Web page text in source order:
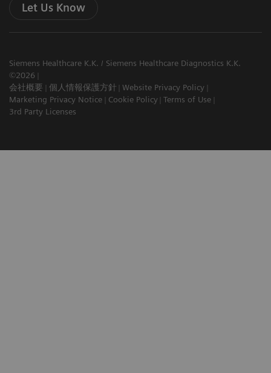
Let Us Know
Siemens Healthcare K.K. / Siemens Healthcare Diagnostics K.K.
©2026
会社概要
個人情報保護方針
Website Privacy Policy
Marketing Privacy Notice
Cookie Policy Terms of Use
3rd Party Licenses